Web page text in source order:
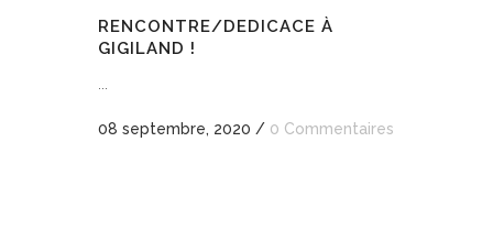
RENCONTRE/DEDICACE À
GIGILAND !
08 septembre, 2020 / 0 Commentaires